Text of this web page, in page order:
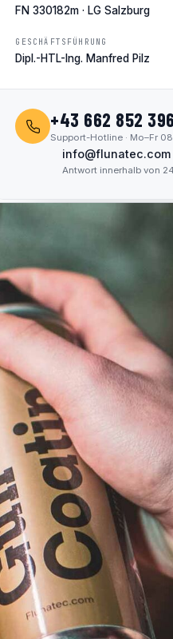
FN 330182m · LG Salzburg
GESCHÄFTSFÜHRUNG
Dipl.-HTL-Ing. Manfred Pilz
+43 662 852 396
Support-Hotline · Mo–Fr
info@flunatec.com
Antwort innerhalb von